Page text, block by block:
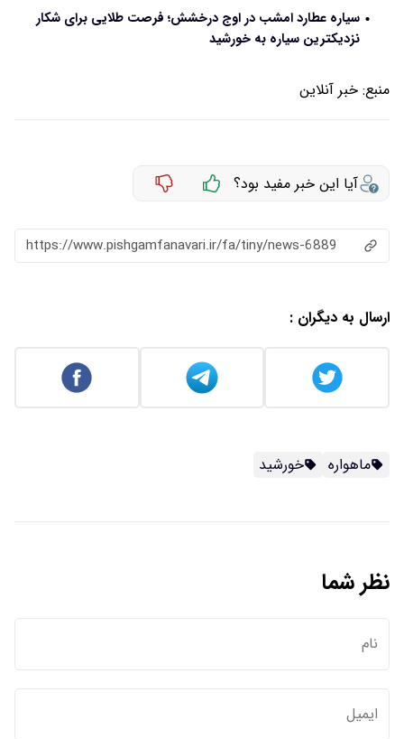
سیاره عطارد امشب در اوج درخشش؛ فرصت طلایی برای شکار
نزدیکترین سیاره به خورشید
منبع: خبر آنلاین
آیا این خبر مفید بود؟
https://www.pishgamfanavari.ir/fa/tiny/news-6889
ارسال به دیگران :
ماهواره خورشید
نظر شما